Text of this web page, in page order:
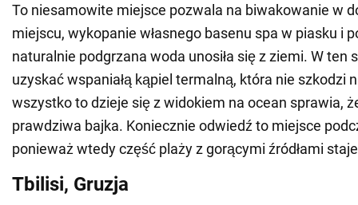
To niesamowite miejsce pozwala na biwakowanie w
miejscu, wykopanie własnego basenu spa w piasku i
naturalnie podgrzana woda unosiła się z ziemi. W ten
uzyskać wspaniałą kąpiel termalną, która nie szkodzi
wszystko to dzieje się z widokiem na ocean sprawia,
prawdziwa bajka. Koniecznie odwiedź to miejsce
ponieważ wtedy część plaży z gorącymi źródłami
Tbilisi, Gruzja